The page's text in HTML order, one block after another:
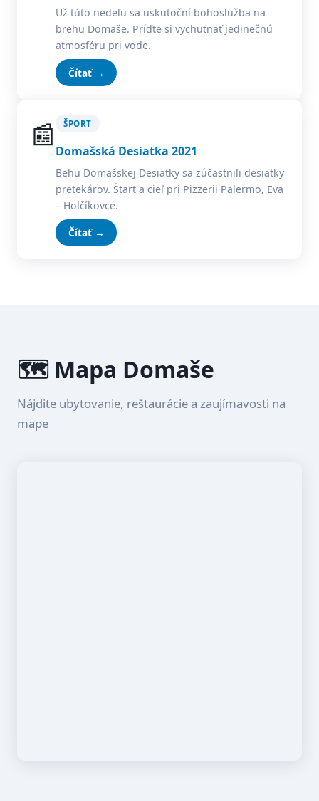
Už túto nedeľu sa uskutoční bohoslužba na
brehu Domaše. Príďte si vychutnať jedinečnú
atmosféru pri vode.
Čítať →
📰 ŠPORT
Domašská Desiatka 2021
Behu Domašskej Desiatky sa zúčastnili desiatky
pretekárov. Štart a cieľ pri Pizzerii Palermo, Eva
– Holčíkovce.
Čítať →
🗺️ Mapa Domaše
Nájdite ubytovanie, reštaurácie a zaujímavosti na
mape